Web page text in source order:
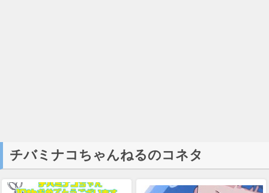
チバミナコちゃんねるのコネタ